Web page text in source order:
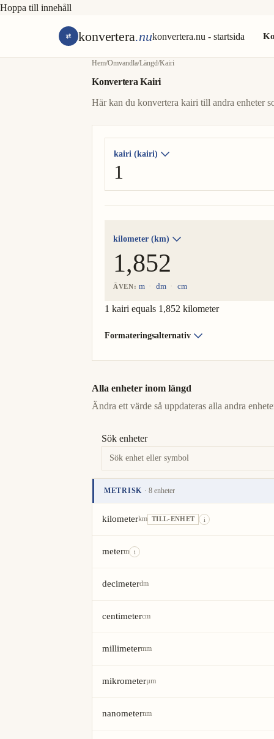
Hoppa till innehåll
konvertera.nukonvertera.nu - startsida
Hem/Omvandla/Längd/Kairi
Konvertera Kairi
Här kan du konvertera kairi till andra enheter
kairi (kairi)
kilometer (km)
ÄVEN: m dm cm
1 kairi equals 1,852 kilometer
Formateringsalternativ
Alla enheter inom längd
Ändra ett värde så uppdateras alla andra
Sök enheter
METRISK · 8 enheter
kilometerkm TILL-ENHET i
meterm i
decimeterdm
centimetercm
millimetermm
mikrometerµm
nanometernm